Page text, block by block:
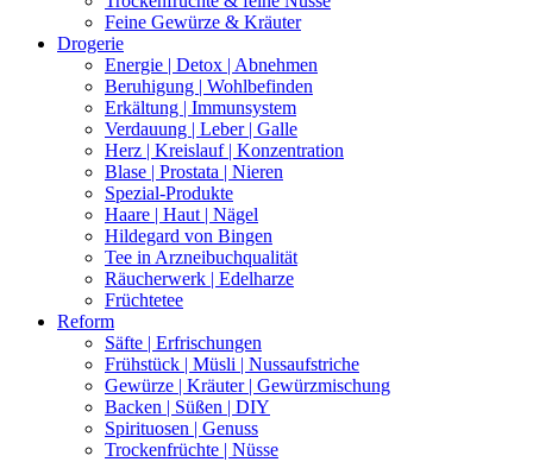
Feine Gewürze & Kräuter
Drogerie
Energie | Detox | Abnehmen
Beruhigung | Wohlbefinden
Erkältung | Immunsystem
Verdauung | Leber | Galle
Herz | Kreislauf | Konzentration
Blase | Prostata | Nieren
Spezial-Produkte
Haare | Haut | Nägel
Hildegard von Bingen
Tee in Arzneibuchqualität
Räucherwerk | Edelharze
Früchtetee
Reform
Säfte | Erfrischungen
Frühstück | Müsli | Nussaufstriche
Gewürze | Kräuter | Gewürzmischung
Backen | Süßen | DIY
Spirituosen | Genuss
Trockenfrüchte | Nüsse